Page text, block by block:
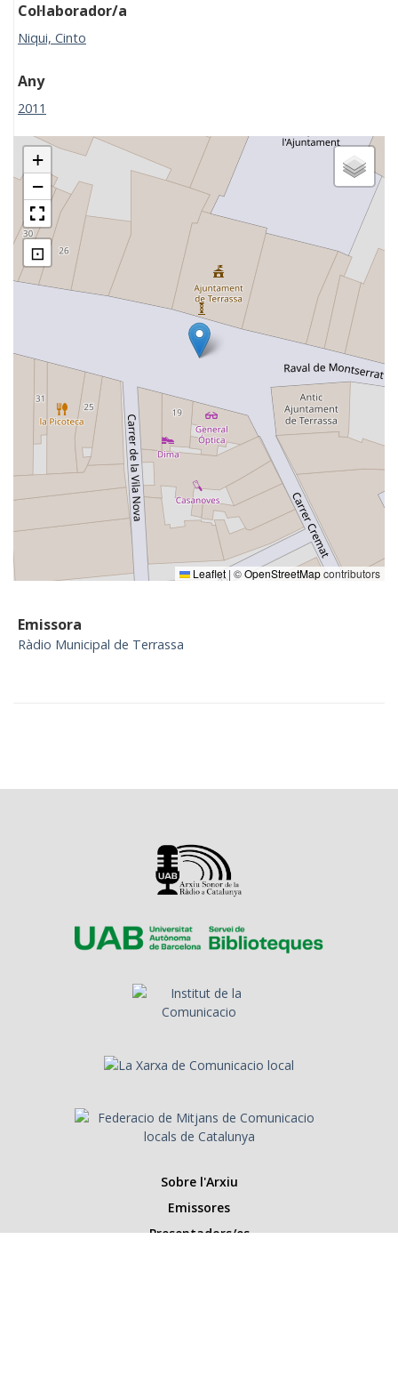
Col·laborador/a
Niqui, Cinto
Any
2011
+
−
⊡
Leaflet | ©OpenStreetMapcontributors
Emissora
Ràdio Municipal de Terrassa
Sobre l'Arxiu
Emissores
Presentadors/es